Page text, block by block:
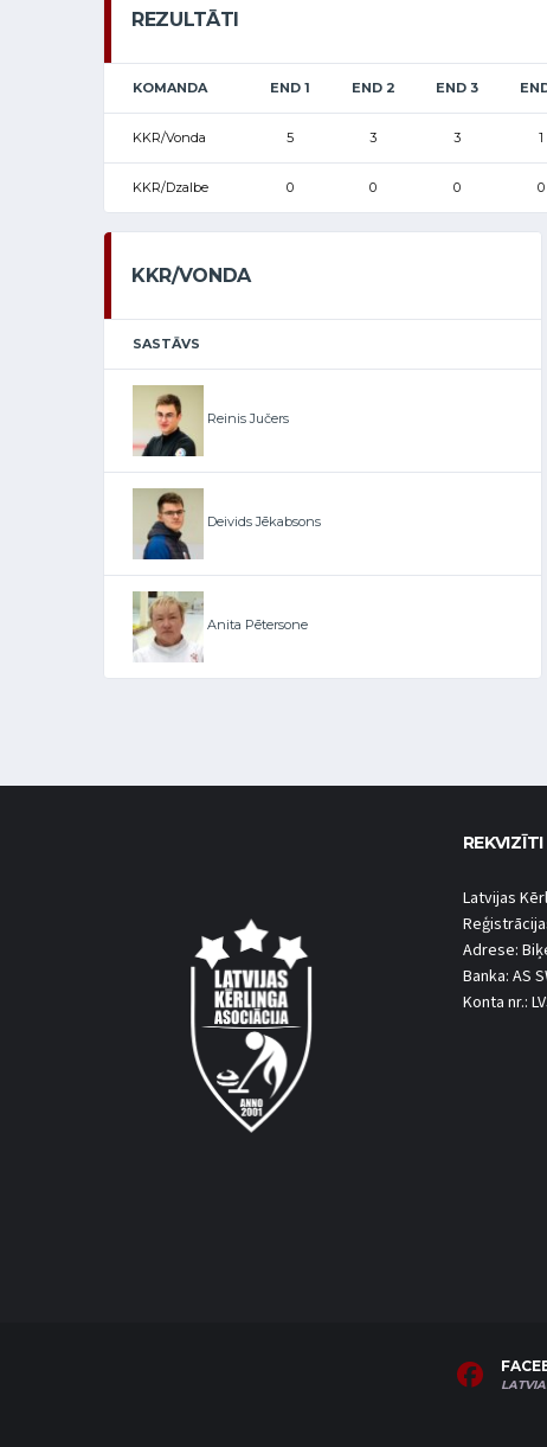
REZULTĀTI
KOMANDA END 1 END 2 END 3
KKR/Vonda 5 3 3 1
KKR/Dzalbe 0 0 0 0
KKR/VONDA
SASTĀVS
Reinis Jučers
Deivids Jēkabsons
Anita Pētersone
REKVIZĪTI
Latvijas
Adrese:
Banka: AS
Konta nr.: